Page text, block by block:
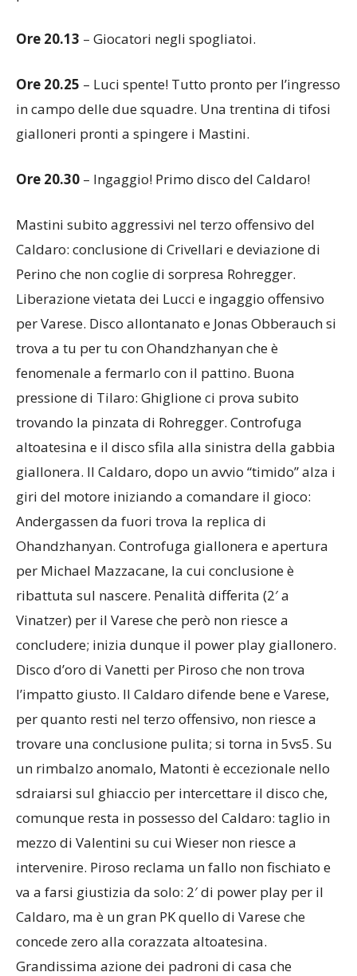
Ore 20.13 – Giocatori negli spogliatoi.
Ore 20.25 – Luci spente! Tutto pronto per l’ingresso
in campo delle due squadre. Una trentina di tifosi
gialloneri pronti a spingere i Mastini.
Ore 20.30 – Ingaggio! Primo disco del Caldaro!
Mastini subito aggressivi nel terzo offensivo del
Caldaro: conclusione di Crivellari e deviazione di
Perino che non coglie di sorpresa Rohregger.
Liberazione vietata dei Lucci e ingaggio offensivo
per Varese. Disco allontanato e Jonas Obberauch si
trova a tu per tu con Ohandzhanyan che è
fenomenale a fermarlo con il pattino. Buona
pressione di Tilaro: Ghiglione ci prova subito
trovando la pinzata di Rohregger. Controfuga
altoatesina e il disco sfila alla sinistra della gabbia
giallonera. Il Caldaro, dopo un avvio “timido” alza i
giri del motore iniziando a comandare il gioco:
Andergassen da fuori trova la replica di
Ohandzhanyan. Controfuga giallonera e apertura
per Michael Mazzacane, la cui conclusione è
ribattuta sul nascere. Penalità differita (2′ a
Vinatzer) per il Varese che però non riesce a
concludere; inizia dunque il power play giallonero.
Disco d’oro di Vanetti per Piroso che non trova
l’impatto giusto. Il Caldaro difende bene e Varese,
per quanto resti nel terzo offensivo, non riesce a
trovare una conclusione pulita; si torna in 5vs5. Su
un rimbalzo anomalo, Matonti è eccezionale nello
sdraiarsi sul ghiaccio per intercettare il disco che,
comunque resta in possesso del Caldaro: taglio in
mezzo di Valentini su cui Wieser non riesce a
intervenire. Piroso reclama un fallo non fischiato e
va a farsi giustizia da solo: 2′ di power play per il
Caldaro, ma è un gran PK quello di Varese che
concede zero alla corazzata altoatesina.
Grandissima azione dei padroni di casa che